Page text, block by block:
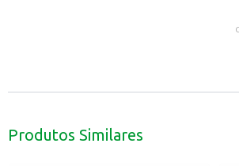
Produtos Similares